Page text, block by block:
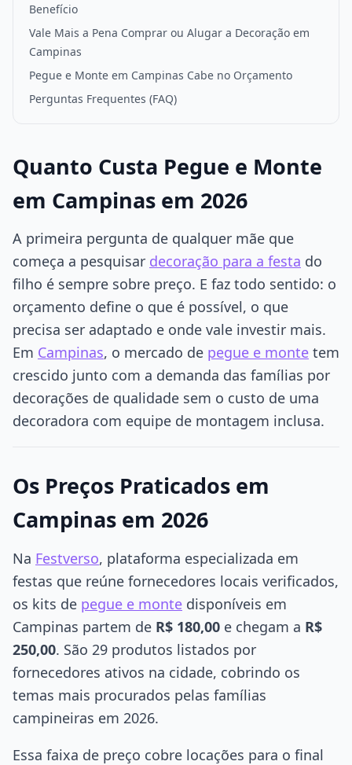
Benefício
Vale Mais a Pena Comprar ou Alugar a Decoração em
Campinas
Pegue e Monte em Campinas Cabe no Orçamento
Perguntas Frequentes (FAQ)
Quanto Custa Pegue e Monte
em Campinas em 2026
A primeira pergunta de qualquer mãe que
começa a pesquisar decoração para a festa do
filho é sempre sobre preço. E faz todo sentido: o
orçamento define o que é possível, o que
precisa ser adaptado e onde vale investir mais.
Em Campinas, o mercado de pegue e monte tem
crescido junto com a demanda das famílias por
decorações de qualidade sem o custo de uma
decoradora com equipe de montagem inclusa.
Os Preços Praticados em
Campinas em 2026
Na Festverso, plataforma especializada em
festas que reúne fornecedores locais verificados,
os kits de pegue e monte disponíveis em
Campinas partem de R$ 180,00 e chegam a R$
250,00. São 29 produtos listados por
fornecedores ativos na cidade, cobrindo os
temas mais procurados pelas famílias
campineiras em 2026.
Essa faixa de preço cobre locações para o final